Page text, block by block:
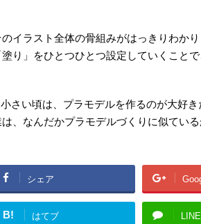
イラスト全体の骨組みがはっきりわかり
り」をひとつひとつ設定していくこと
さい頃は、プラモデルを作るのが大好
、なんだかプラモデルづくりに似てい
シェア
B! はてブ LINE